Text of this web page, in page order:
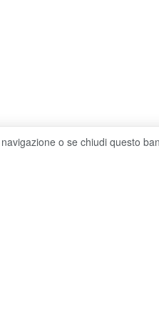
o se chiudi questo